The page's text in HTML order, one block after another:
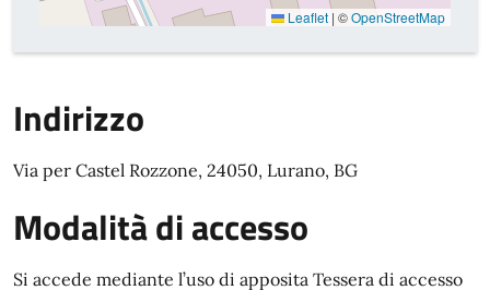
Leaflet | ©OpenStreetMap
Indirizzo
Via per Castel Rozzone, 24050, Lurano, BG
Modalità di accesso
Si accede mediante l’uso di apposita Tessera di accesso